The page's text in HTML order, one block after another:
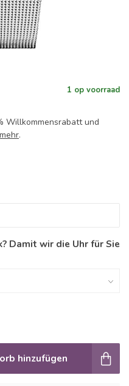
1 op voorraad
Willkommensrabatt und
.
Damit wir die Uhr für Sie
hinzufügen